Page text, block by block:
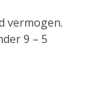
vermogen.
9 – 5